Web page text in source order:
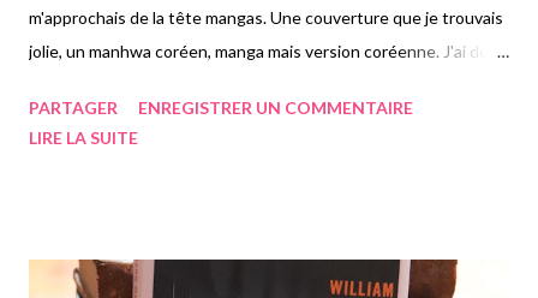
m'approchais de la tête mangas. Une couverture que je trouvais
jolie, un manhwa coréen, manga mais version coréenne. J'ai donc
chez moi. Lu d'une traite en une bonne heure et demie je dirai,
habitant là-bas, et ne quittant jamais son lieu de vie. La première
PARTAGER
ENREGISTRER UN COMMENTAIRE
LIRE LA SUITE